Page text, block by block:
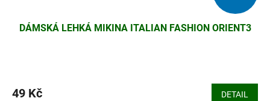
DÁMSKÁ LEHKÁ MIKINA ITALIAN FASHION ORIENT3
49 Kč DETAIL